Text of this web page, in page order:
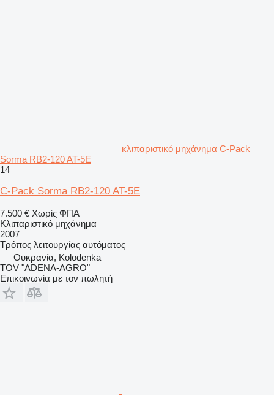
κλιπαριστικό μηχάνημα C-Pack
Sorma RB2-120 AT-5E
14
C-Pack Sorma RB2-120 AT-5E
7.500 € Χωρίς ΦΠΑ
Κλιπαριστικό μηχάνημα
2007
Τρόπος λειτουργίας αυτόματος
Ουκρανία, Kolodenka
TOV "ADENA-AGRO"
Επικοινωνία με τον πωλητή